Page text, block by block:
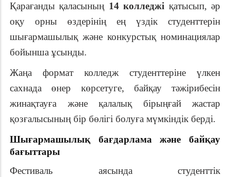
Қарағанды қаласының 14 колледжі қатысып, әр
оқу орны өздерінің ең үздік студенттерін
шығармашылық және конкурстық номинациялар
бойынша ұсынды.
Жаңа формат колледж студенттеріне үлкен
сахнада өнер көрсетуге, байқау тәжірибесін
жинақтауға және қалалық бірыңғай жастар
қозғалысының бір бөлігі болуға мүмкіндік берді.
Шығармашылық бағдарлама және байқау
бағыттары
Фестиваль аясында студенттік